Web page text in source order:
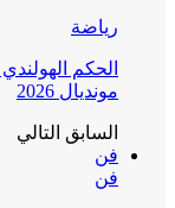
رياضة
الحكم
مونديال 2026
السابق التالي
فن
فن